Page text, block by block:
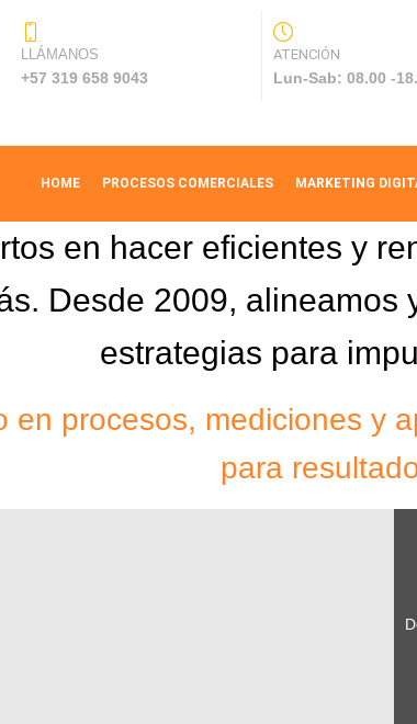
LLÁMANOS
+57 319 658 9043
ATENCIÓN
Lun-Sab: 08.00 -
HOME PROCESOS COMERCIALES MARKETING
en hacer eficientes y
Desde 2009,
estrategias para
en procesos, mediciones y
para